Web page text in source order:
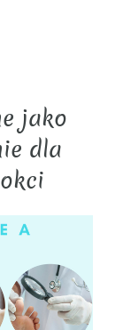
jako
dla